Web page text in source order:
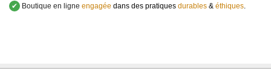
✔
Boutique en ligne engagée dans des pratiques durables & éthiques.